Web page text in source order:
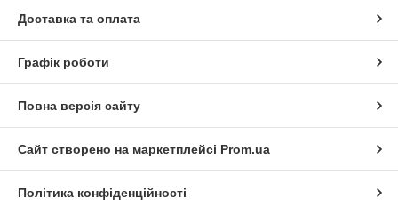
Доставка та оплата
Графік роботи
Повна версія сайту
Сайт створено на маркетплейсі Prom.ua
Політика конфіденційності